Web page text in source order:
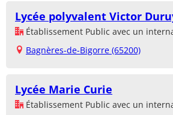
Lycée polyvalent Victor
Établissement Public avec un
Bagnères-de-Bigorre (65200)
Lycée Marie Curie
Établissement Public avec un